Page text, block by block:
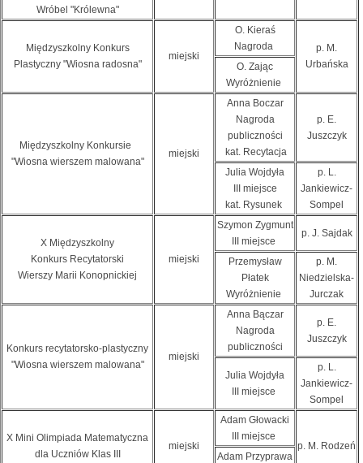
Wróbel "Królewna"
Międzyszkolny Konkurs
Plastyczny "Wiosna radosna"
miejski
O. Kieraś
Nagroda
p. M.
Urbańska
O. Zając
Wyróżnienie
Międzyszkolny Konkursie
"Wiosna wierszem malowana"
miejski
Anna Boczar
Nagroda
publiczności
kat. Recytacja
p. E.
Juszczyk
Julia Wojdyła
III miejsce
kat. Rysunek
p. L.
Jankiewicz-
Sompel
X Międzyszkolny
Konkurs Recytatorski
Wierszy Marii Konopnickiej
miejski
Szymon Zygmunt
III miejsce
p. J. Sajdak
Przemysław
Płatek
Wyróżnienie
p. M.
Niedzielska-
Jurczak
Konkurs recytatorsko-plastyczny
"Wiosna wierszem malowana"
miejski
Anna Bączar
Nagroda
publiczności
p. E.
Juszczyk
Julia Wojdyła
III miejsce
p. L.
Jankiewicz-
Sompel
X Mini Olimpiada Matematyczna
dla Uczniów Klas III
miejski
Adam Głowacki
III miejsce
p. M. Rodzeń
Adam Przyprawa